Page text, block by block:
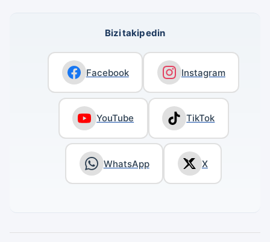
Bizi takip edin
Facebook Instagram
YouTube TikTok
WhatsApp X